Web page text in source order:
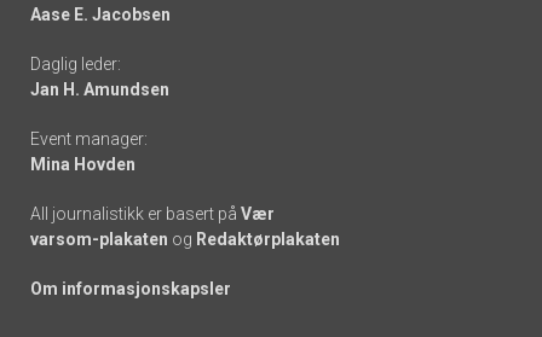
-
links
Aase E. Jacobsen
Daglig leder:
Jan H. Amundsen
Event manager:
Mina Hovden
All journalistikk er basert på Vær
varsom-plakaten og Redaktørplakaten
Om informasjonskapsler